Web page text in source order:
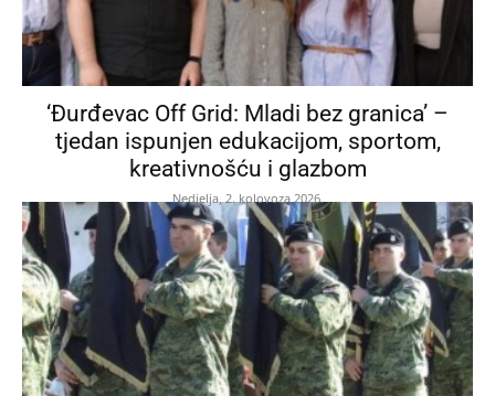
‘Đurđevac Off Grid: Mladi bez granica’ –
tjedan ispunjen edukacijom, sportom,
kreativnošću i glazbom
Nedjelja, 2. kolovoza 2026.